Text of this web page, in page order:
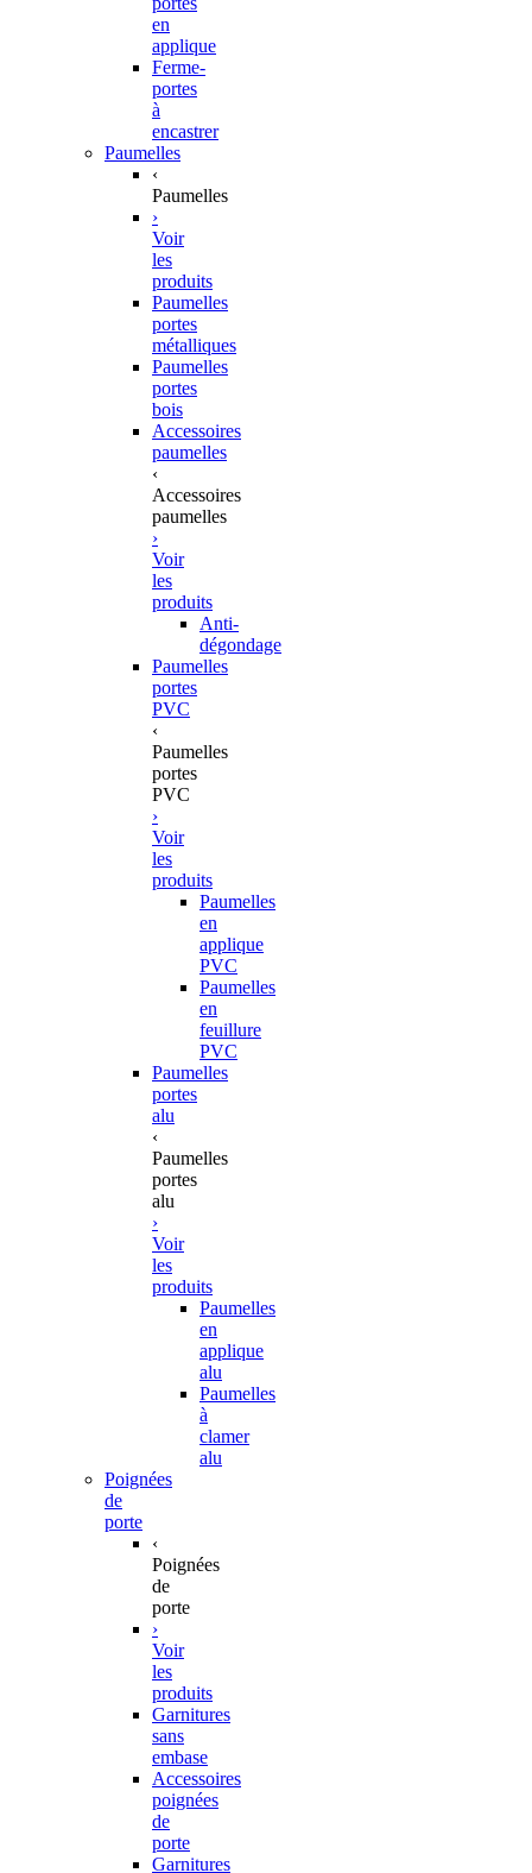
en
applique
Ferme-
portes
à
encastrer
Paumelles
‹
Paumelles
›
Voir
les
produits
Paumelles
portes
métalliques
Paumelles
portes
bois
Accessoires
paumelles
‹
Accessoires
paumelles
›
Voir
les
produits
Anti-
dégondage
Paumelles
portes
PVC
‹
Paumelles
portes
PVC
›
Voir
les
produits
Paumelles
en
applique
PVC
Paumelles
en
feuillure
PVC
Paumelles
portes
alu
‹
Paumelles
portes
alu
›
Voir
les
produits
Paumelles
en
applique
alu
Paumelles
à
clamer
alu
Poignées
de
porte
‹
Poignées
de
porte
›
Voir
les
produits
Garnitures
sans
embase
Accessoires
poignées
de
porte
Garnitures